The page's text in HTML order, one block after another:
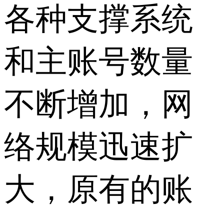
各种支撑系统
和主账号数量
不断增加，网
络规模迅速扩
大，原有的账